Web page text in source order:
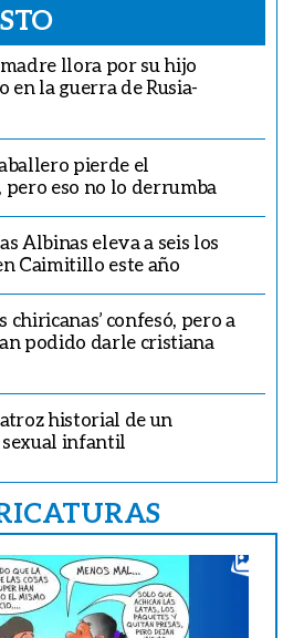
llora por su hijo
en la guerra de Rusia-
pierde el
pero eso no lo derrumba
Albinas eleva a seis los
Caimitillo este año
chiricanas’ confesó, pero a
podido darle cristiana
historial de un
infantil